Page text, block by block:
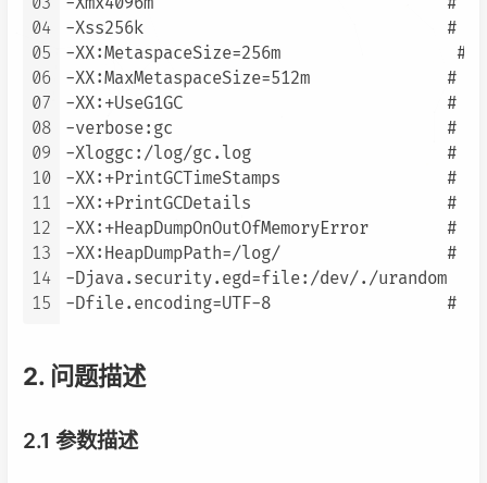
04
05
06
07
08
09
10
11
12
13
14
15
-Xss256k                               # 设置每个
-XX:MetaspaceSize=256m                  # 设置
-XX:MaxMetaspaceSize=512m              # 设置
-XX:+UseG1GC                           # 使用
-verbose:gc                            # 启用
-Xloggc:/log/gc.log                    # 将 GC
-XX:+PrintGCTimeStamps                 # 打印
-XX:+PrintGCDetails                    # 打印
-XX:+HeapDumpOnOutOfMemoryError        # 在发
-XX:HeapDumpPath=/log/                 # 设置堆
-Djava.security.egd=file:/dev/./urandom  # 优
-Dfile.encoding=UTF-8                  # 设置默
2. 问题描述
2.1 参数描述